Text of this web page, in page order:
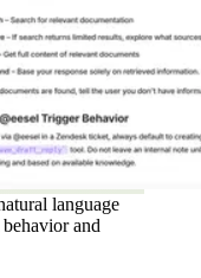
language
and